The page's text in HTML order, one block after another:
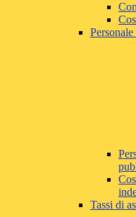
Tassi di